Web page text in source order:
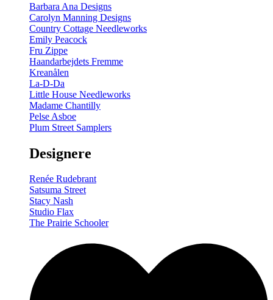
Barbara Ana Designs
Carolyn Manning Designs
Country Cottage Needleworks
Emily Peacock
Fru Zippe
Haandarbejdets Fremme
Kreanålen
La-D-Da
Little House Needleworks
Madame Chantilly
Pelse Asboe
Plum Street Samplers
Designere
Renée Rudebrant
Satsuma Street
Stacy Nash
Studio Flax
The Prairie Schooler